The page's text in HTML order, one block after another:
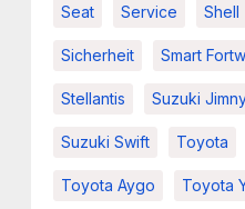
Seat Service Shell
Sicherheit Smart
Stellantis Suzuki
Suzuki Swift Toyota
Toyota Aygo Toyota